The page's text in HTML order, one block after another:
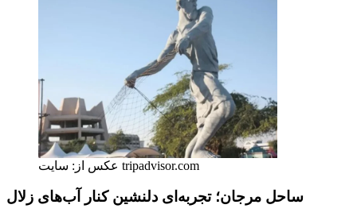
عکس از: سایت tripadvisor.com
ساحل مرجان؛ تجربه‌ای دلنشین کنار آب‌های زلال